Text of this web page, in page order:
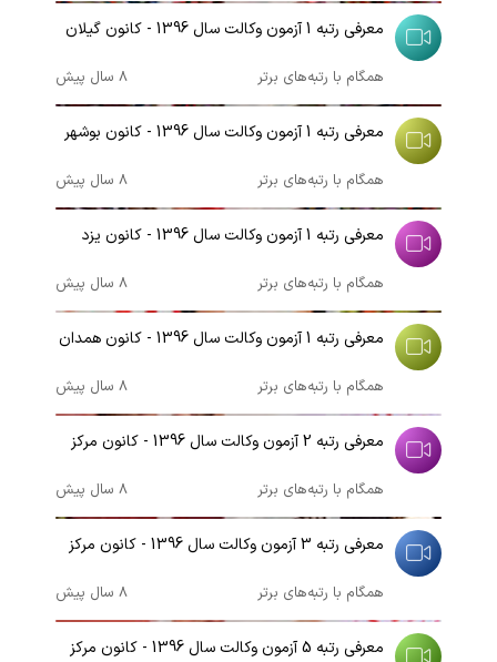
معرفی رتبه 1 آزمون وکالت سال 1396 - کانون گیلان
همگام با رتبه‌های برتر 8 سال پیش 00:03:04
معرفی رتبه 1 آزمون وکالت سال 1396 - کانون بوشهر
همگام با رتبه‌های برتر 8 سال پیش 00:02:46
معرفی رتبه 1 آزمون وکالت سال 1396 - کانون یزد
همگام با رتبه‌های برتر 8 سال پیش 00:02:42
معرفی رتبه 1 آزمون وکالت سال 1396 - کانون همدان
همگام با رتبه‌های برتر 8 سال پیش 00:03:51
معرفی رتبه 2 آزمون وکالت سال 1396 - کانون مرکز
همگام با رتبه‌های برتر 8 سال پیش 00:04:28
معرفی رتبه 3 آزمون وکالت سال 1396 - کانون مرکز
همگام با رتبه‌های برتر 8 سال پیش 00:04:25
معرفی رتبه 5 آزمون وکالت سال 1396 - کانون مرکز